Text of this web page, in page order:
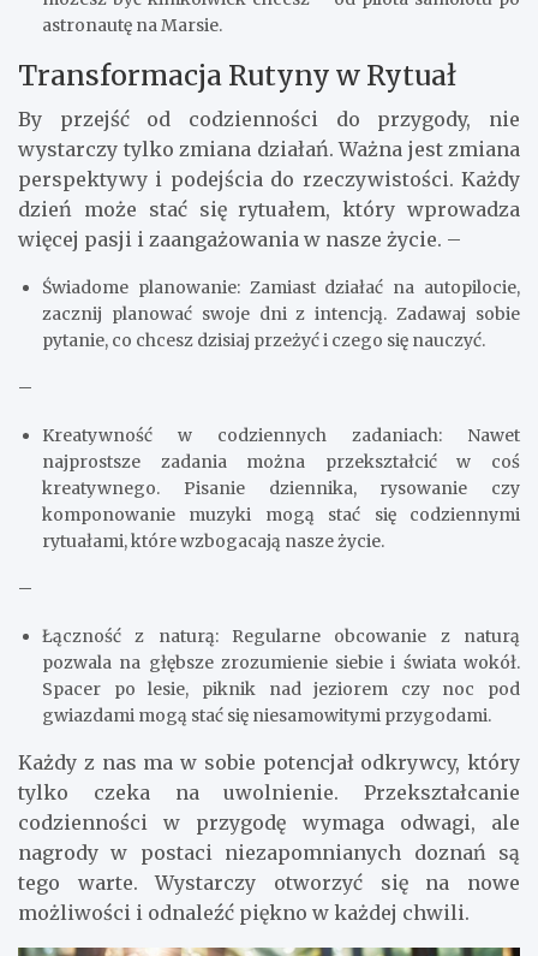
astronautę na Marsie.
Transformacja Rutyny w Rytuał
By przejść od codzienności do przygody, nie
wystarczy tylko zmiana działań. Ważna jest zmiana
perspektywy i podejścia do rzeczywistości. Każdy
dzień może stać się rytuałem, który wprowadza
więcej pasji i zaangażowania w nasze życie. –
Świadome planowanie: Zamiast działać na autopilocie,
zacznij planować swoje dni z intencją. Zadawaj sobie
pytanie, co chcesz dzisiaj przeżyć i czego się nauczyć.
–
Kreatywność w codziennych zadaniach: Nawet
najprostsze zadania można przekształcić w coś
kreatywnego. Pisanie dziennika, rysowanie czy
komponowanie muzyki mogą stać się codziennymi
rytuałami, które wzbogacają nasze życie.
–
Łączność z naturą: Regularne obcowanie z naturą
pozwala na głębsze zrozumienie siebie i świata wokół.
Spacer po lesie, piknik nad jeziorem czy noc pod
gwiazdami mogą stać się niesamowitymi przygodami.
Każdy z nas ma w sobie potencjał odkrywcy, który
tylko czeka na uwolnienie. Przekształcanie
codzienności w przygodę wymaga odwagi, ale
nagrody w postaci niezapomnianych doznań są
tego warte. Wystarczy otworzyć się na nowe
możliwości i odnaleźć piękno w każdej chwili.